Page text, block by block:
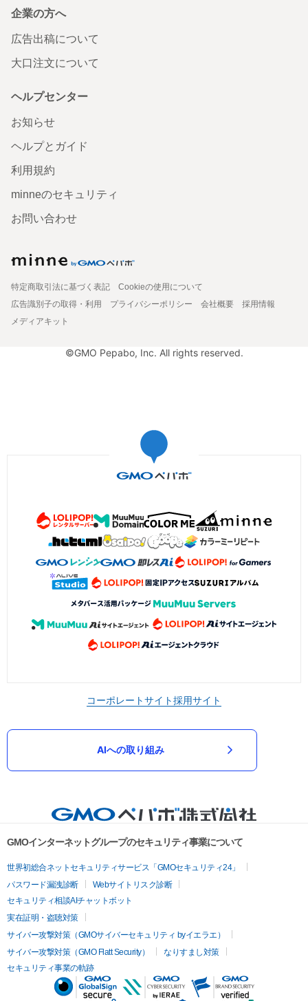
企業の方へ
広告出稿について
大口注文について
ヘルプセンター
お知らせ
ヘルプとガイド
利用規約
minneのセキュリティ
お問い合わせ
特定商取引法に基づく表記
Cookieの使用について
広告識別子の取得・利用
プライバシーポリシー 会社概要
採用情報
メディアキット
©GMO Pepabo, Inc. All rights reserved.
コーポレートサイト採用サイト
AIへの取り組み
GMOインターネットグループのセキュリティ事業について
世界初総合ネットセキュリティサービス「GMOセキュリティ24」
パスワード漏洩診断
Webサイトリスク診断
セキュリティ相談AIチャットボット
実在証明・盗聴対策
サイバー攻撃対策（GMOサイバーセキュリティ byイエラエ）
サイバー攻撃対策（GMO Flatt Security）
なりすまし対策
セキュリティ事業の軌跡